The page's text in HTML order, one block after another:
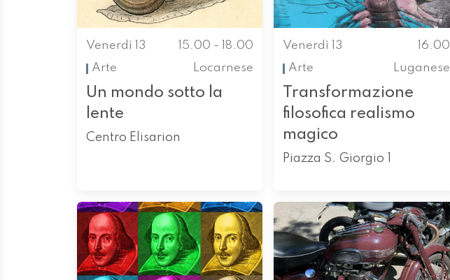
Venerdì 13
15.00 - 18.00
Arte
Locarnese
Un mondo sotto la
lente
Centro Elisarion
Venerdì 13
16.00
Arte
Luganese
Transformazione
filosofica realismo
magico
Piazza S. Giorgio 1